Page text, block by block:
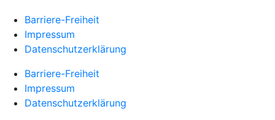
Barriere-Freiheit
Impressum
Datenschutzerklärung
Barriere-Freiheit
Impressum
Datenschutzerklärung